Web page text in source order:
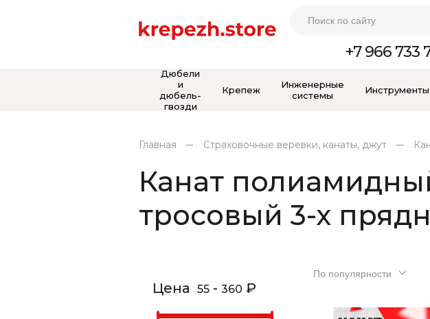
+7 966 733
Дюбели
и
дюбель-
гвозди
Крепеж
Инженерные
системы
Инструменты
Главная Страховочные веревки, канаты, джут
Канат
тросовый 3-х
Цена 55 - 360 ₽
По популярности